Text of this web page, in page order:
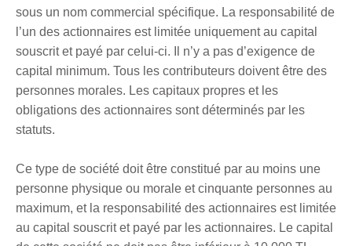
sous un nom commercial spécifique. La responsabilité de
l’un des actionnaires est limitée uniquement au capital
souscrit et payé par celui-ci. Il n’y a pas d’exigence de
capital minimum. Tous les contributeurs doivent être des
personnes morales. Les capitaux propres et les
obligations des actionnaires sont déterminés par les
statuts.
Ce type de société doit être constitué par au moins une
personne physique ou morale et cinquante personnes au
maximum, et la responsabilité des actionnaires est limitée
au capital souscrit et payé par les actionnaires. Le capital